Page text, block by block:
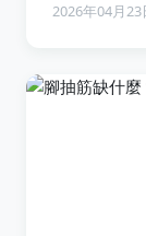
2026年04月23